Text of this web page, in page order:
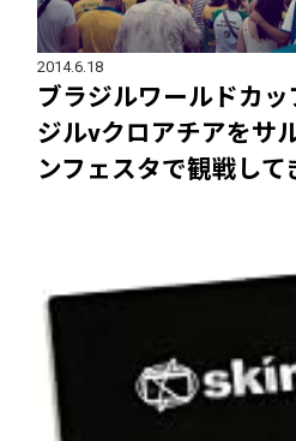
2014.6.18
ブラジルワールドカ
ジルvクロアチアをサ
ンフェスタで観戦して